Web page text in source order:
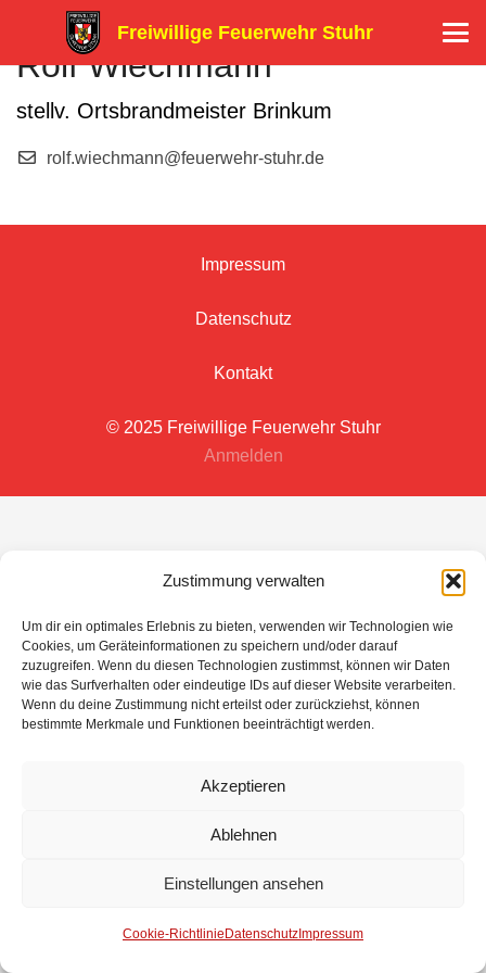
Zustimmung verwalten
Um dir ein optimales Erlebnis zu bieten, verwenden wir Technologien wie
Cookies, um Geräteinformationen zu speichern und/oder darauf
zuzugreifen. Wenn du diesen Technologien zustimmst, können wir Daten
wie das Surfverhalten oder eindeutige IDs auf dieser Website verarbeiten.
Wenn du deine Zustimmung nicht erteilst oder zurückziehst, können
bestimmte Merkmale und Funktionen beeinträchtigt werden.
Akzeptieren
Ablehnen
Einstellungen ansehen
Cookie-Richtlinie Datenschutz Impressum
Freiwillige Feuerwehr Stuhr
Rolf Wiechmann
stellv. Ortsbrandmeister Brinkum
rolf.wiechmann@feuerwehr-stuhr.de
Impressum
Datenschutz
Kontakt
© 2025 Freiwillige Feuerwehr Stuhr
Anmelden